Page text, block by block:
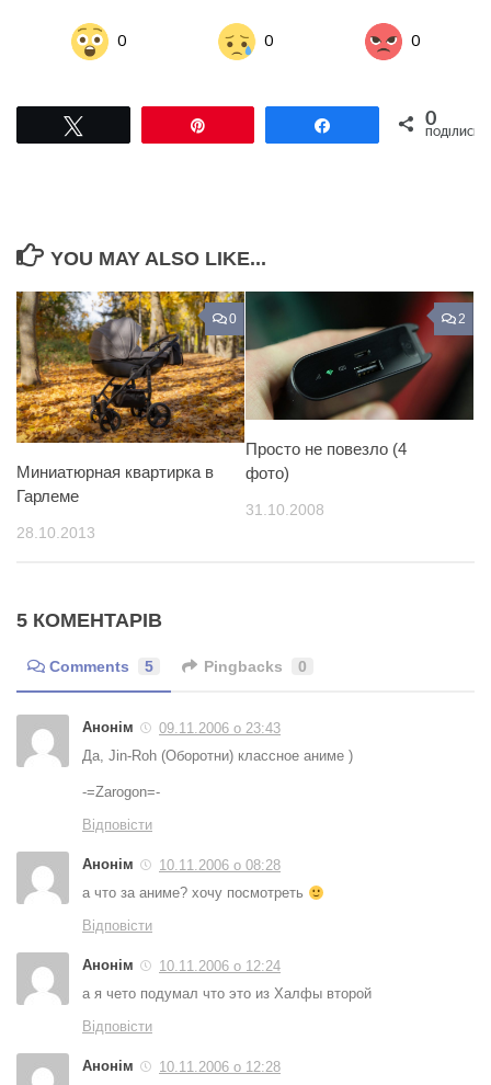
0 0 0
Поділитися0
ПОДІЛИСЬ
YOU MAY ALSO LIKE...
0
Миниатюрная квартирка в
Гарлеме
28.10.2013
2
Просто не повезло (4
фото)
31.10.2008
5 КОМЕНТАРІВ
Comments 5 Pingbacks 0
Анонім
09.11.2006 о 23:43
Да, Jin-Roh (Оборотни) классное аниме )
-=Zarogon=-
Відповісти
Анонім
10.11.2006 о 08:28
а что за аниме? хочу посмотреть
Відповісти
Анонім
10.11.2006 о 12:24
а я чето подумал что это из Халфы второй
Відповісти
Анонім
10.11.2006 о 12:28